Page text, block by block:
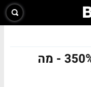
המניה שמזנקת היום ב-350% - מה